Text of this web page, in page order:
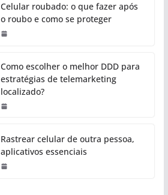
Celular roubado: o que fazer após
o roubo e como se proteger
Como escolher o melhor DDD para
estratégias de telemarketing
localizado?
Rastrear celular de outra pessoa,
aplicativos essenciais